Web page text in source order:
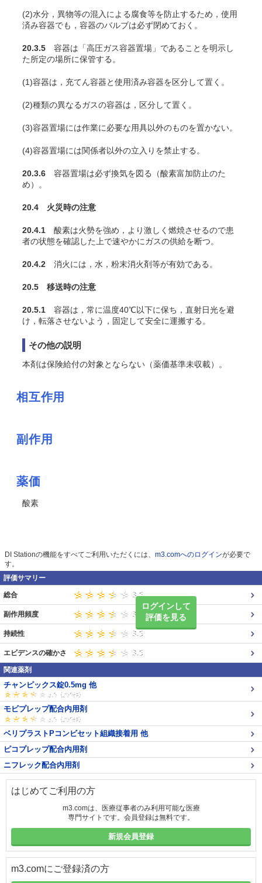
(2)水分，異物等の混入による腐食等を防止するため，使用
済み容器でも，容器のバルブは必ず閉めておく。
20.3.5 容器は「高圧ガス容器置場」であることを明示し
た所定の場所に保管する。
(1)容器は，充てん容器と使用済み容器を区分して置く。
(2)種類の異なるガスの容器は，区分して置く。
(3)容器置場には作業に必要な用具以外のものを置かない。
(4)容器置場には関係者以外の立入りを禁止する。
20.3.6 容器置場は必ず換気を図る（酸素富加防止のた
め）。
20.4 火災時の注意
20.4.1 酸素は火勢を強め，より激しく燃焼させるので患
者の状態を確認した上で速やかにガスの供給を断つ。
20.4.2 消火には，水，粉末消火剤等が有効である。
20.5 移送時の注意
20.5.1 容器は，常に温度40℃以下に保ち，直射日光を避
け，転落させないよう，固定して安全に運搬する。
その他の説明
本剤は保険給付の対象とならない（薬価基準未収載）。
相互作用
副作用
薬価
酸素
DI Stationの機能をすべてご利用いただくには、 m3.comへのログインが必要で
す。
評価サマリー
ログインして
評価を見る
総合
副作用頻度
持続性
エビデンスの確かさ
関連薬剤
チャンピックス錠0.5mg 他
モビプレップ配合内用剤
ベリプラストPコンビセット組織接着用 他
ピコプレップ配合内用剤
ニフレック配合内用剤
はじめてご利用の方
m3.comは、医療従事者のみ利用可能な医療
専門サイトです。会員登録は無料です。
新規会員登録
m3.comにご登録済の方